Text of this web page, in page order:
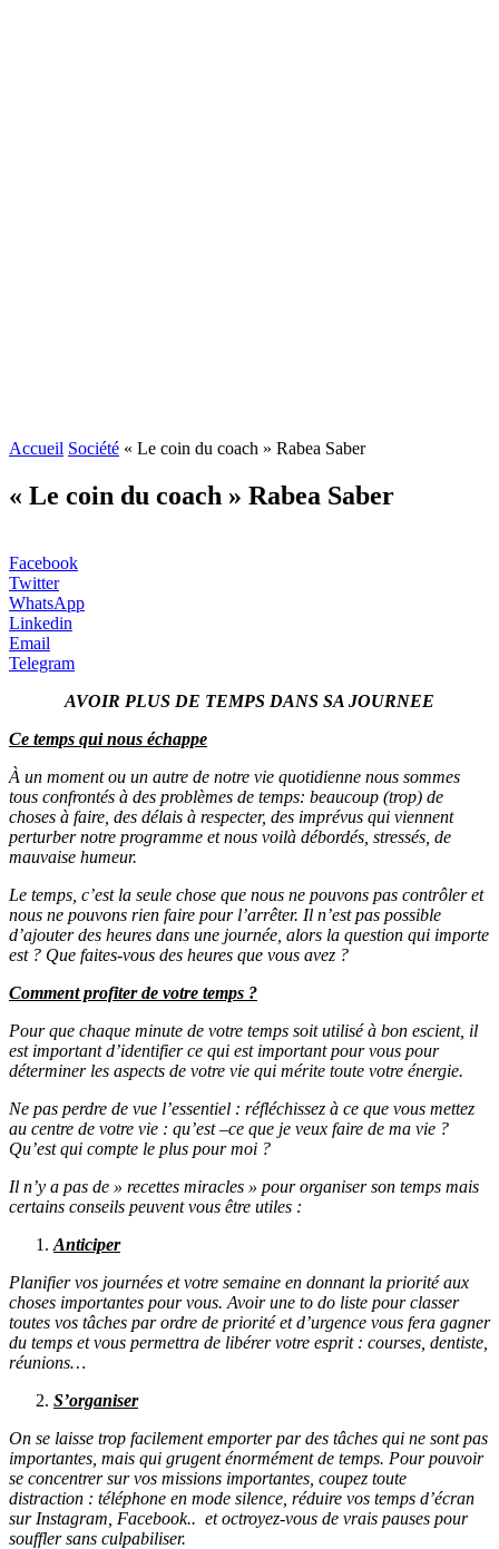
Accueil Société « Le coin du coach » Rabea Saber
« Le coin du coach » Rabea Saber
Facebook
Twitter
WhatsApp
Linkedin
Email
Telegram
AVOIR PLUS DE TEMPS DANS SA JOURNEE
Ce temps qui nous échappe
À un moment ou un autre de notre vie quotidienne nous sommes
tous confrontés à des problèmes de temps: beaucoup (trop) de
choses à faire, des délais à respecter, des imprévus qui viennent
perturber notre programme et nous voilà débordés, stressés, de
mauvaise humeur.
Le temps, c’est la seule chose que nous ne pouvons pas contrôler et
nous ne pouvons rien faire pour l’arrêter. Il n’est pas possible
d’ajouter des heures dans une journée, alors la question qui importe
est ? Que faites-vous des heures que vous avez ?
Comment profiter de votre temps ?
Pour que chaque minute de votre temps soit utilisé à bon escient, il
est important d’identifier ce qui est important pour vous pour
déterminer les aspects de votre vie qui mérite toute votre énergie.
Ne pas perdre de vue l’essentiel : réfléchissez à ce que vous mettez
au centre de votre vie : qu’est –ce que je veux faire de ma vie ?
Qu’est qui compte le plus pour moi ?
Il n’y a pas de » recettes miracles » pour organiser son temps mais
certains conseils peuvent vous être utiles :
Anticiper
Planifier vos journées et votre semaine en donnant la priorité aux
choses importantes pour vous. Avoir une to do liste pour classer
toutes vos tâches par ordre de priorité et d’urgence vous fera gagner
du temps et vous permettra de libérer votre esprit : courses, dentiste,
réunions…
S’organiser
On se laisse trop facilement emporter par des tâches qui ne sont pas
importantes, mais qui grugent énormément de temps. Pour pouvoir
se concentrer sur vos missions importantes, coupez toute
distraction : téléphone en mode silence, réduire vos temps d’écran
sur Instagram, Facebook.. et octroyez-vous de vrais pauses pour
souffler sans culpabiliser.